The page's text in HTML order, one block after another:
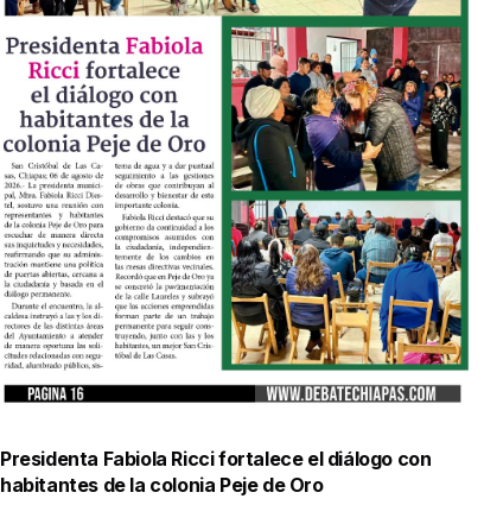
Presidenta Fabiola Ricci fortalece el diálogo con
habitantes de la colonia Peje de Oro